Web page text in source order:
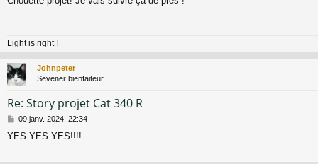
s
e
Light is right !
Johnpeter
Sevener bienfaiteur
Re: Story projet Cat 340 R
M
s
09 janv. 2024, 22:34
YES YES YES!!!!